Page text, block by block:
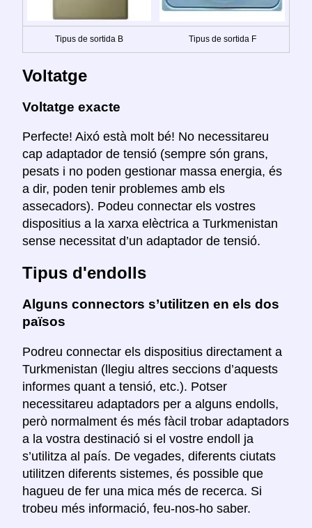
Tipus de sortida B Tipus de sortida F
Voltatge
Voltatge exacte
Perfecte! Aixó està molt bé! No necessitareu
cap adaptador de tensió (sempre són grans,
pesats i no poden gestionar massa energia, és
a dir, poden tenir problemes amb els
assecadors). Podeu connectar els vostres
dispositius a la xarxa elèctrica a Turkmenistan
sense necessitat d’un adaptador de tensió.
Tipus d'endolls
Alguns connectors s’utilitzen en els dos
països
Podreu connectar els dispositius directament a
Turkmenistan (llegiu altres seccions d’aquests
informes quant a tensió, etc.). Potser
necessitareu adaptadors per a alguns endolls,
però normalment és més fàcil trobar adaptadors
a la vostra destinació si el vostre endoll ja
s’utilitza al país. De vegades, diferents ciutats
utilitzen diferents sistemes, és possible que
hagueu de fer una mica més de recerca. Si
trobeu més informació, feu-nos-ho saber.